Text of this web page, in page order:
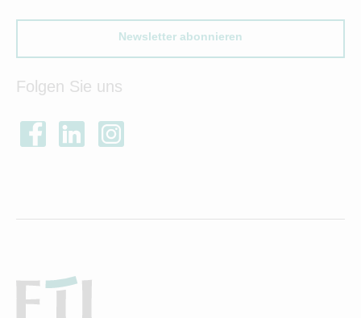
Newsletter abonnieren
Folgen Sie uns